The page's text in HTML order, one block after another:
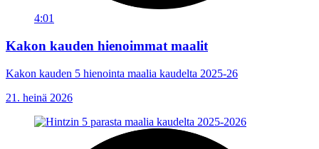
4:01
Kakon kauden hienoimmat maalit
Kakon kauden 5 hienointa maalia kaudelta 2025-26
21. heinä 2026